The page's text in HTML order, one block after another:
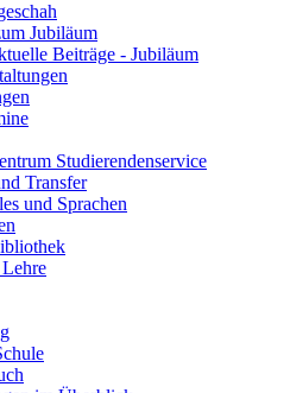
Jubiläum
Beiträge - Jubiläum
Studierendenservice
Transfer
und Sprachen